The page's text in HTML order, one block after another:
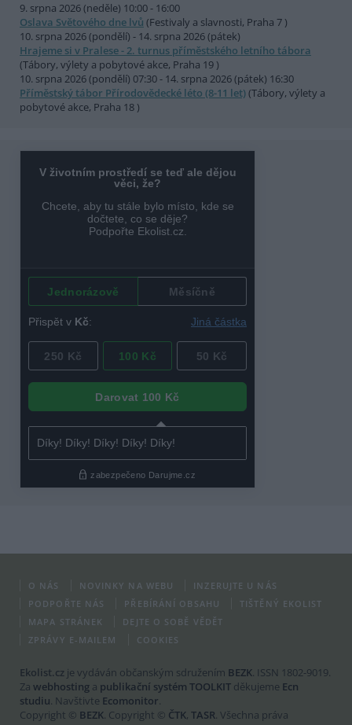
9. srpna 2026 (neděle) 10:00 - 16:00
Oslava Světového dne lvů (Festivaly a slavnosti, Praha 7 )
10. srpna 2026 (pondělí) - 14. srpna 2026 (pátek)
Hrajeme si v Pralese - 2. turnus příměstského letního tábora
(Tábory, výlety a pobytové akce, Praha 19 )
10. srpna 2026 (pondělí) 07:30 - 14. srpna 2026 (pátek) 16:30
Příměstský tábor Přírodovědecké léto (8-11 let)(Tábory, výlety a
pobytové akce, Praha 18 )
O NÁS NOVINKY NA WEBU
INZERUJTE U NÁS
PODPOŘTE NÁS
PŘEBÍRÁNÍ OBSAHU
TIŠTĚNÝ EKOLIST
MAPA STRÁNEK
DEJTE O SOBĚ VĚDĚT
ZPRÁVY E-MAILEM
COOKIES
Ekolist.cz je vydáván občanským sdružením BEZK. ISSN 1802-9019.
Za webhosting a publikační systém TOOLKIT děkujeme Ecn
studiu. Navštivte Ecomonitor.
Copyright © BEZK. Copyright © ČTK, TASR. Všechna práva